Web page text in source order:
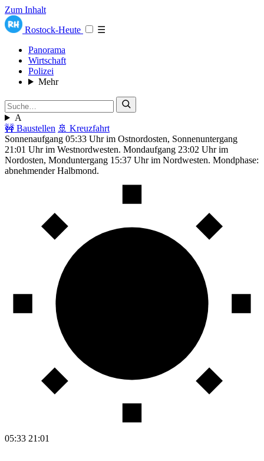
Zum Inhalt
Rostock-Heute
☰
Panorama
Wirtschaft
Polizei
Mehr
A
🚧 Baustellen 🚢 Kreuzfahrt
Sonnenaufgang 05:33 Uhr im Ostnordosten, Sonnenuntergang
21:01 Uhr im Westnordwesten. Mondaufgang 23:02 Uhr im
Nordosten, Monduntergang 15:37 Uhr im Nordwesten. Mondphase:
abnehmender Halbmond.
05:33 21:01